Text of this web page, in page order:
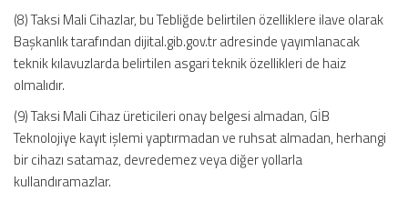
(8) Taksi Mali Cihazlar, bu Tebliğde belirtilen özelliklere ilave olarak
Başkanlık tarafından dijital.gib.gov.tr adresinde yayımlanacak
teknik kılavuzlarda belirtilen asgari teknik özellikleri de haiz
olmalıdır.
(9) Taksi Mali Cihaz üreticileri onay belgesi almadan, GİB
Teknolojiye kayıt işlemi yaptırmadan ve ruhsat almadan, herhangi
bir cihazı satamaz, devredemez veya diğer yollarla
kullandıramazlar.